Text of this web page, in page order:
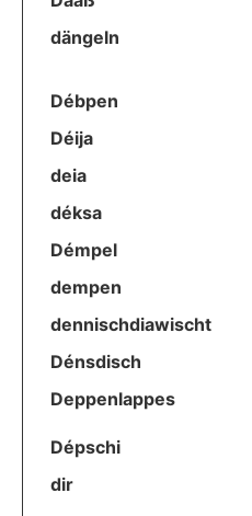
dängeln
Débpen
Déija
deia
déksa
Démpel
dempen
dennischdiawischt
Dénsdisch
Deppenlappes
Dépschi
dir